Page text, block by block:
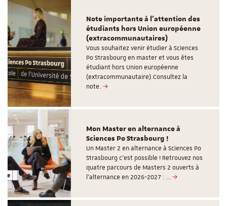
Note importante à l'attention des
étudiants hors Union européenne
(extracommunautaires)
Vous souhaitez venir étudier à Sciences
Po Strasbourg en master et vous êtes
étudiant hors Union européenne
(extracommunautaire).Consultez la
note.
Mon Master en alternance à
Sciences Po Strasbourg !
Un Master 2 en alternance à Sciences Po
Strasbourg c'est possible ! Retrouvez nos
quatre parcours de Masters 2 ouverts à
l'alternance en 2026-2027 : …